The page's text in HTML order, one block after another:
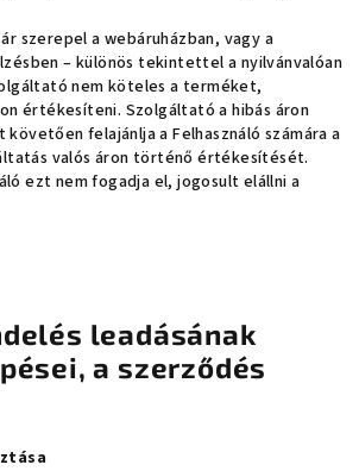
szerepel a webáruházban, vagy a
– különös tekintettel a nyilvánvalóan
nem köteles a terméket,
értékesíteni. Szolgáltató a hibás áron
felajánlja a Felhasználó számára a
valós áron történő értékesítését.
ezt nem fogadja el, jogosult elállni a
leadásának
a szerződés